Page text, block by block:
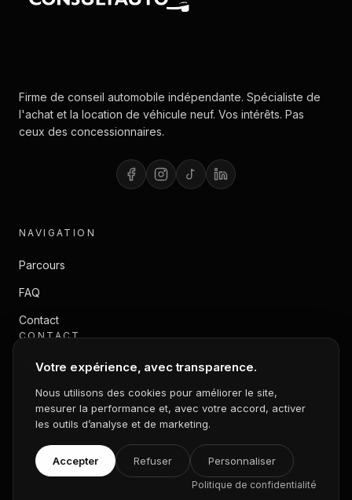
Firme de conseil automobile indépendante. Spécialiste de
l'achat et la location de véhicule neuf. Vos intérêts. Pas
ceux des concessionnaires.
NAVIGATION
Parcours
FAQ
Contact
CONTACT
info@consultauto.ca
© 2025 Consultauto. Tous droits réservés.
Confidentialité
Conditions
Votre expérience, avec transparence.
Nous utilisons des cookies pour améliorer le site,
mesurer la performance et, avec votre accord, activer
les outils d’analyse et de marketing.
Accepter Refuser Personnaliser
Politique de confidentialité